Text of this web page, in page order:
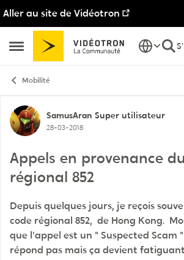
Aller au site de Vidéotron
Ouvrir Menu Latéral
Passer au contenu
Mobilité
Discussion de
SamusAran Super utilisateur
28-03-2018
Appels en provenance
régional 852
Depuis quelques jours, je reçois
code régional 852, de Hong Kong.
que l'appel est un " Suspected Scam
répond pas mais ça devient